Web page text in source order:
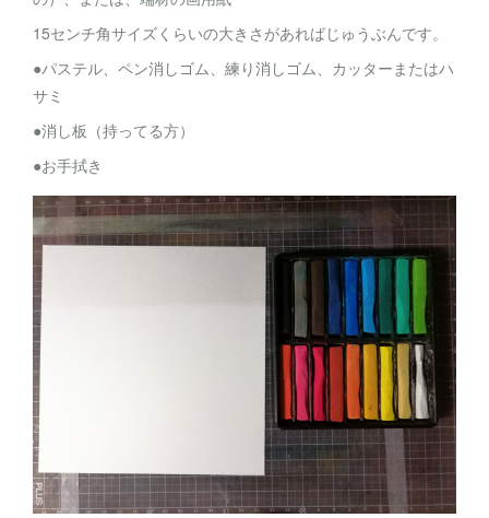
15センチ角サイズくらいの大きさがあればじゅうぶんです。
●パステル、ペン消しゴム、練り消しゴム、カッターまたはハ
サミ
●消し板（持ってる方）
●お手拭き